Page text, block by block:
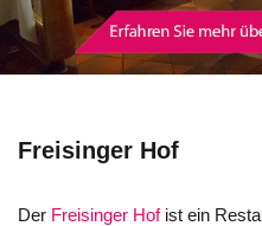
Freisinger Hof
Der Freisinger Hofist ein